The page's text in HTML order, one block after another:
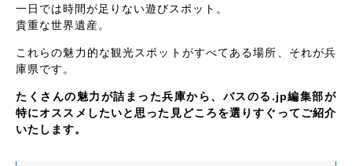
一日では時間が足りない遊びスポット。
貴重な世界遺産。
これらの魅力的な観光スポットがすべてある場所、それが兵
庫県です。
たくさんの魅力が詰まった兵庫から、バスのる.jp編集部が
特にオススメしたいと思った見どころを選りすぐってご紹介
いたします。